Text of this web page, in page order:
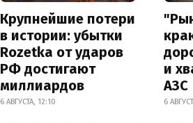
Крупнейшие потери
в истории: убытки
Rozetka от ударов
РФ достигают
миллиардов
6 АВГУСТА, 12:10
и
АЗС
6